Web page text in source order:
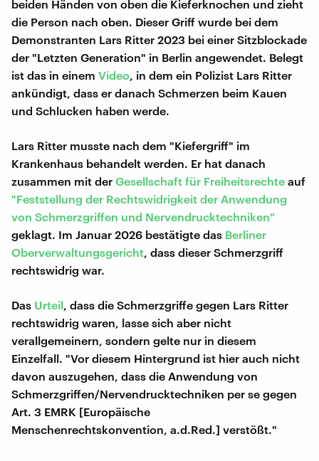
beiden Händen von oben die Kieferknochen und zieht
die Person nach oben. Dieser Griff wurde bei dem
Demonstranten Lars Ritter 2023 bei einer Sitzblockade
der "Letzten Generation" in Berlin angewendet. Belegt
ist das in einem Video , in dem ein Polizist Lars Ritter
ankündigt, dass er danach Schmerzen beim Kauen
und Schlucken haben werde.
Lars Ritter musste nach dem "Kiefergriff" im
Krankenhaus behandelt werden. Er hat danach
zusammen mit der Gesellschaft für Freiheitsrechte auf
"Feststellung der Rechtswidrigkeit der Anwendung
von Schmerzgriffen und Nervendrucktechniken"
geklagt. Im Januar 2026 bestätigte das Berliner
Oberverwaltungsgericht , dass dieser Schmerzgriff
rechtswidrig war.
Das Urteil , dass die Schmerzgriffe gegen Lars Ritter
rechtswidrig waren, lasse sich aber nicht
verallgemeinern, sondern gelte nur in diesem
Einzelfall. "Vor diesem Hintergrund ist hier auch nicht
davon auszugehen, dass die Anwendung von
Schmerzgriffen/Nervendrucktechniken per se gegen
Art. 3 EMRK [Europäische
Menschenrechtskonvention, a.d.Red.] verstößt."